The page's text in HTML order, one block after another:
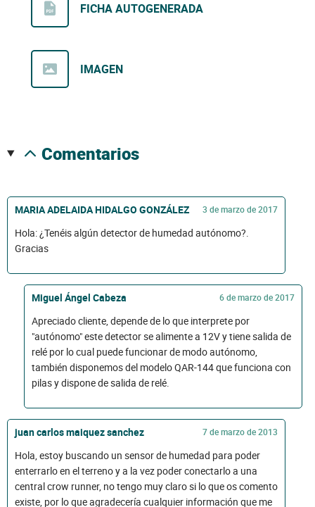
FICHA AUTOGENERADA
IMAGEN
comentarios
MARIA ADELAIDA HIDALGO GONZÁLEZ 3 de marzo de 2017
Hola: ¿Tenéis algún detector de humedad autónomo?.
Gracias
Miguel Ángel Cabeza 6 de marzo de 2017
Apreciado cliente, depende de lo que interprete por
"autónomo" este detector se alimente a 12V y tiene salida de
relé por lo cual puede funcionar de modo autónomo,
también disponemos del modelo QAR-144 que funciona con
pilas y dispone de salida de relé.
juan carlos maiquez sanchez 7 de marzo de 2013
Hola, estoy buscando un sensor de humedad para poder
enterrarlo en el terreno y a la vez poder conectarlo a una
central crow runner, no tengo muy claro si lo que os comento
existe, por lo que agradecería cualquier información que me